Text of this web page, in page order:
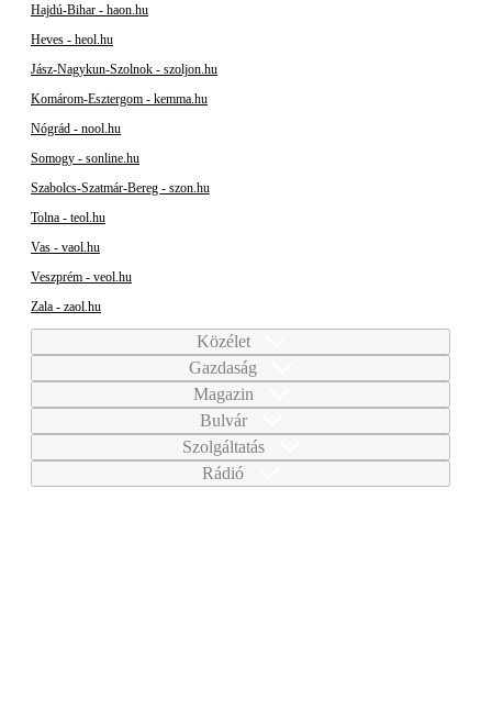
Hajdú-Bihar - haon.hu
Heves - heol.hu
Jász-Nagykun-Szolnok - szoljon.hu
Komárom-Esztergom - kemma.hu
Nógrád - nool.hu
Somogy - sonline.hu
Szabolcs-Szatmár-Bereg - szon.hu
Tolna - teol.hu
Vas - vaol.hu
Veszprém - veol.hu
Zala - zaol.hu
Közélet
Gazdaság
Magazin
Bulvár
Szolgáltatás
Rádió